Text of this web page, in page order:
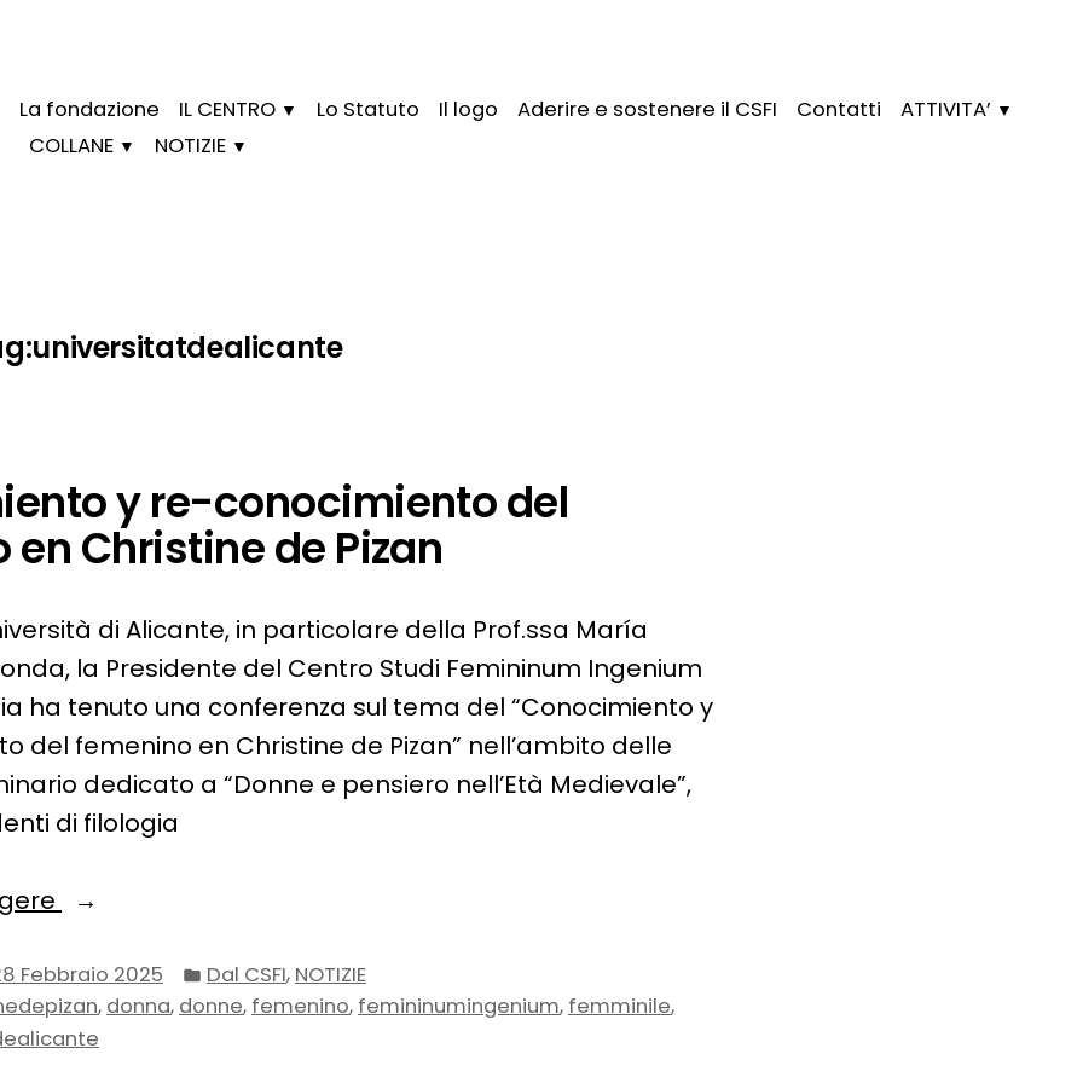
La fondazione IL CENTRO Lo Statuto Il logo Aderire e sostenere il CSFI Contatti
ATTIVITA’
COLLANE
NOTIZIE
universitatdealicante
y re-conocimiento del
en Christine de Pizan
di Alicante, in particolare della Prof.ssa María
la Presidente del Centro Studi Femininum Ingenium
ha tenuto una conferenza sul tema del “Conocimiento y
del femenino en Christine de Pizan” nell’ambito delle
dedicato a “Donne e pensiero nell’Età Medievale”,
di filologia
“Conocimiento
re-
conocimiento
del
Febbraio 2025
Pubblicato
in:
Dal CSFI, NOTIZIE
, donna, donne, femenino, femininumingenium, femminile,